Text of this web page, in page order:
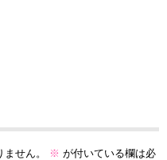
せん。 ※ が付いている欄は必